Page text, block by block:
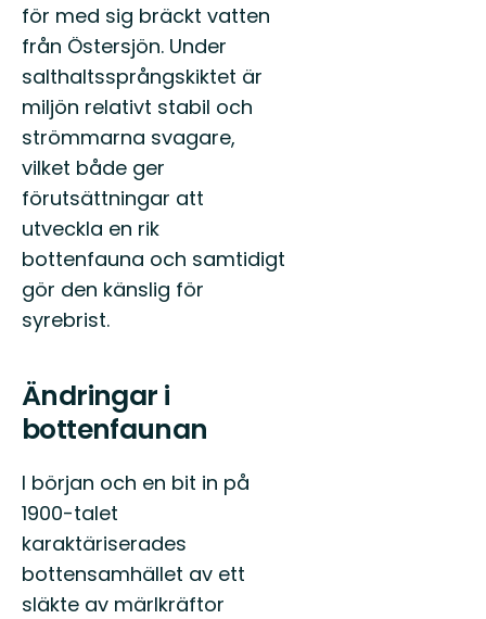
för med sig bräckt vatten
från Östersjön. Under
salthaltssprångskiktet är
miljön relativt stabil och
strömmarna svagare,
vilket både ger
förutsättningar att
utveckla en rik
bottenfauna och samtidigt
gör den känslig för
syrebrist.
Ändringar i
bottenfaunan
I början och en bit in på
1900-talet
karaktäriserades
bottensamhället av ett
släkte av märlkräftor